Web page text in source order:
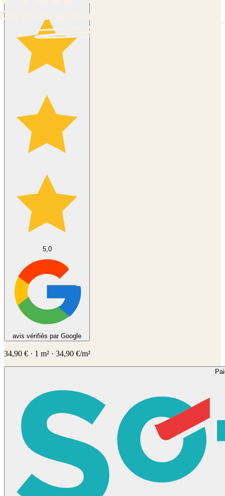
5,0
avis vérifiés par Google
34,90 € · 1 m² · 34,90 €/m²